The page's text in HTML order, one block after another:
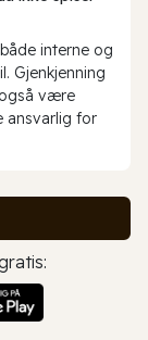
interne og
Gjenkjenning
være
ansvarlig for